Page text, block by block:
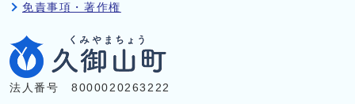
免責事項・著作権
法人番号 8000020263222